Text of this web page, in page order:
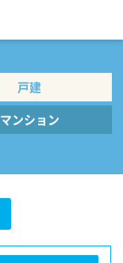
戸建
マンション